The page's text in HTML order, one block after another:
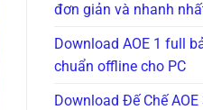
đơn giản và nhanh
Download AOE 1 full
chuẩn offline cho PC
Download Đế Chế AOE